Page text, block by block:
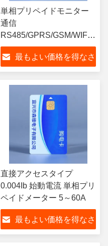
単相プリペイドモニター
通信
RS485/GPRS/GSM/WIFI/NB/
-25C- 55C
最もよい価格を得なさ
直接アクセスタイプ
0.004Ib 始動電流 単相プリ
ペイドメーター 5～60A
最もよい価格を得なさ